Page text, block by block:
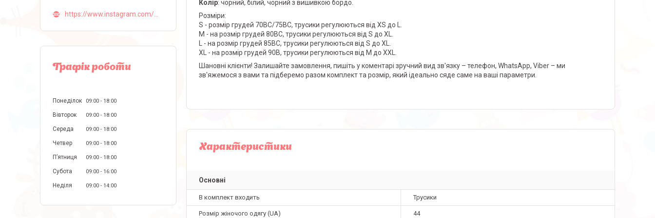
Колір: чорний, білий, чорний з вишивкою бордо.
Розміри:
S - розмір грудей 70ВС/75ВС, трусики регулюються від XS до L.
M - на розмір грудей 80ВС, трусики регулюються від S до XL.
L - на розмір грудей 85ВС, трусики регулюються від S до XL.
XL - на розмір грудей 90В, трусики регулюються від M до XXL.
Шановні клієнти! Залишайте замовлення, пишіть у коментарі зручний вид зв'язку – телефон, WhatsApp, Viber – ми
зв'яжемося з вами та підберемо разом комплект та розмір, який ідеально сяде саме на ваші параметри.
Характеристики
Основні
В комплект входить Трусики
Розмір жіночого одягу (UA) 44
Графік роботи
Понеділок 09:00 18:00
Вівторок 09:00 18:00
Середа 09:00 18:00
Четвер 09:00 18:00
Пʼятниця 09:00 18:00
Субота 09:00 16:00
Неділя 09:00 14:00